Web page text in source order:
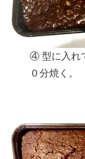
④ 型に入れ
０分焼く。